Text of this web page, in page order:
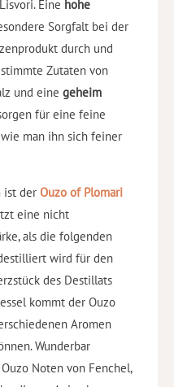
Eine hohe
Sorgfalt bei der
durch und
Zutaten von
und eine geheim
für eine feine
man ihn sich feiner
ist der Ouzo of Plomari
eine nicht
als die folgenden
wird für den
des Destillats
kommt der Ouzo
Aromen
Wunderbar
Noten von Fenchel,